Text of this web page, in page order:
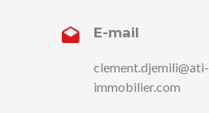
E-mail
clement.djemili@ati-
immobilier.com